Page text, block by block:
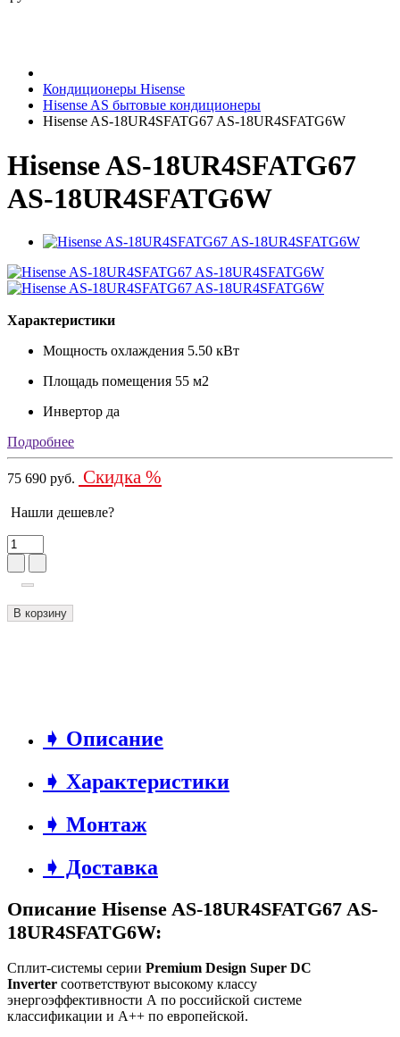
Кондиционеры Hisense
Hisense AS бытовые кондиционеры
Hisense AS-18UR4SFATG67 AS-18UR4SFATG6W
Hisense AS-18UR4SFATG67
AS-18UR4SFATG6W
Характеристики
Мощность охлаждения 5.50 кВт
Площадь помещения 55 м2
Инвертор да
Подробнее
75 690 руб. Скидка %
Нашли дешевле?
В корзину
➧ Описание
➧ Характеристики
➧ Монтаж
➧ Доставка
Описание Hisense AS-18UR4SFATG67 AS-
18UR4SFATG6W:
Сплит-системы серии Premium Design Super DC
Inverter соответствуют высокому классу
энергоэффективности А по российской системе
классификации и A++ по европейской.